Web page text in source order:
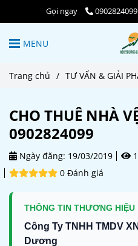
Gọi ngay 0902824099
MENU
Trang chủ / TƯ VẤN & GIẢI
CHO THUÊ NHÀ
0902824099
Ngày đăng: 19/03/2019
0 Đánh giá
THÔNG TIN THƯƠNG HIỆU
Công Ty TNHH TMDV
Dương